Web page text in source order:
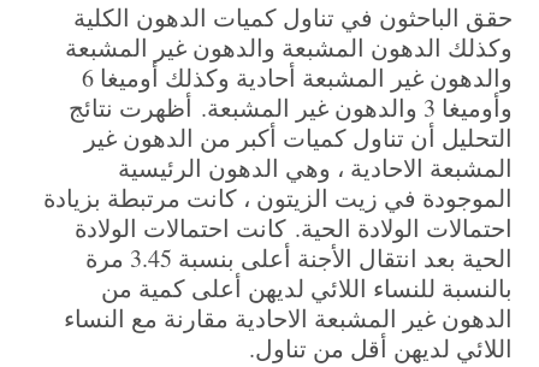
حقق الباحثون في تناول كميات الدهون الكلية
وكذلك الدهون المشبعة والدهون غير المشبعة
والدهون غير المشبعة أحادية وكذلك أوميغا 6
وأوميغا 3 والدهون غير المشبعة.
أظهرت نتائج
التحليل أن تناول كميات أكبر من الدهون غير
المشبعة الاحادية ، وهي الدهون الرئيسية
الموجودة في زيت الزيتون ، كانت مرتبطة بزيادة
احتمالات الولادة الحية. كانت احتمالات الولادة
الحية بعد انتقال الأجنة أعلى بنسبة 3.45 مرة
بالنسبة للنساء اللائي لديهن أعلى كمية من
الدهون غير المشبعة الاحادية مقارنة مع النساء
اللائي لديهن أقل من تناول.